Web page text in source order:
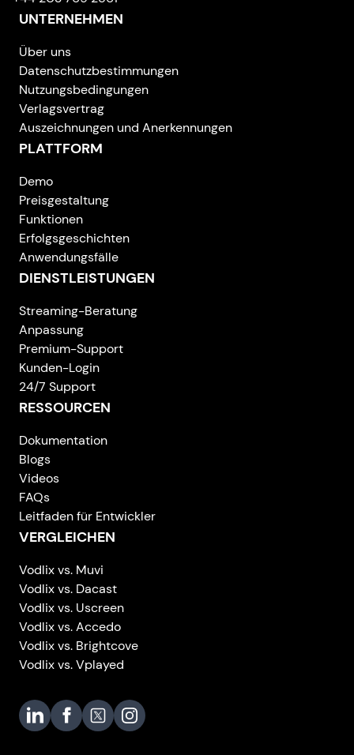
UNTERNEHMEN
Über uns
Datenschutzbestimmungen
Nutzungsbedingungen
Verlagsvertrag
Auszeichnungen und Anerkennungen
PLATTFORM
Demo
Preisgestaltung
Funktionen
Erfolgsgeschichten
Anwendungsfälle
DIENSTLEISTUNGEN
Streaming-Beratung
Anpassung
Premium-Support
Kunden-Login
24/7 Support
RESSOURCEN
Dokumentation
Blogs
Videos
FAQs
Leitfaden für Entwickler
VERGLEICHEN
Vodlix vs. Muvi
Vodlix vs. Dacast
Vodlix vs. Uscreen
Vodlix vs. Accedo
Vodlix vs. Brightcove
Vodlix vs. Vplayed
Vodlix on LinkedIn
Vodlix on Facebook
Vodlix on X (Twitter)
Vodlix on Instagram